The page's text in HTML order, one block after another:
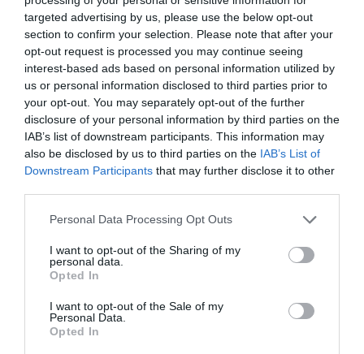
targeted advertising by us, please use the below opt-out
section to confirm your selection. Please note that after your
opt-out request is processed you may continue seeing
interest-based ads based on personal information utilized by
us or personal information disclosed to third parties prior to
your opt-out. You may separately opt-out of the further
disclosure of your personal information by third parties on the
IAB’s list of downstream participants. This information may
also be disclosed by us to third parties on the IAB’s List of
Downstream Participants that may further disclose it to other
Personal Data Processing Opt Outs
I want to opt-out of the Sharing of my
personal data.
Opted In
I want to opt-out of the Sale of my
Personal Data.
Opted In
Malone.
En 1986 Miller se hizo con el 50% restante para
controlar la totalidad de la franquicia por un total
de 22 millones de dólares
. El empresario falleció en
2009 y su hijo, Greg Miller, asumió el control del equipo
como consejero delegado de la franquicia, controlada
accionarialmente por el grupo Jazz Basketball
Investors, cuya máxima accionista es Gail Miller, mujer
de Larry Miller, cuya fortuna se estima en 1.900
millones de dólares (1.607 millones de euros).
Añadir2Playbookcomo fuente preferida de Google
Mantente informado con las últimas noticias de actualidad.
Compartir